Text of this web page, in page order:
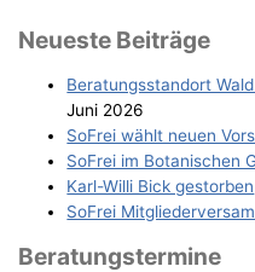
Neu­es­te Beiträge
Bera­tungs­stand­ort
Juni 2026
SoFrei wählt neu­en
SoFrei im Bota­ni­schen
Karl-Wil­li Bick gestorben
SoFrei
Bera­tungs­ter­mi­ne